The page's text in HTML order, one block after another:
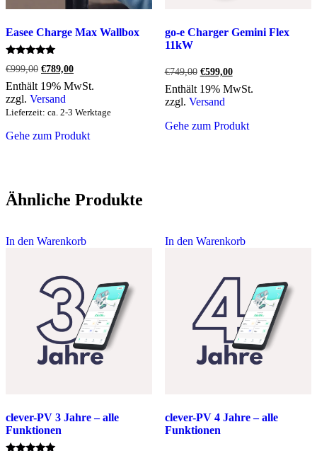
Easee Charge Max Wallbox
Bewertet
mit
5.00
von 5
€999,00 Ursprünglicher
Preis
war:
€999,00
€789,00Aktueller
Preis
ist:
Enthält 19% MwSt.
zzgl. Versand
Lieferzeit: ca. 2-3 Werktage
Gehe zum Produkt
go-e Charger Gemini Flex
11kW
€749,00 Ursprünglicher
Preis
war:
€749,00
€599,00Aktueller
Preis
ist:
Enthält 19% MwSt.
zzgl. Versand
Gehe zum Produkt
Ähnliche Produkte
In den Warenkorb
clever-PV 3 Jahre – alle
Funktionen
In den Warenkorb
clever-PV 4 Jahre – alle
Funktionen